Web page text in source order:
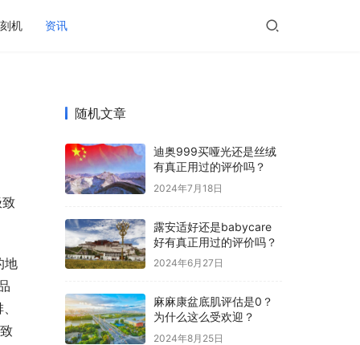
机 资讯
地
随机文章
迪奥999买哑光还是丝绒
有真正用过的评价吗？
2024年7月18日
露安适好还是babycare
好有真正用过的评价吗？
2024年6月27日
麻麻康盆底肌评估是0？
为什么这么受欢迎？
2024年8月25日